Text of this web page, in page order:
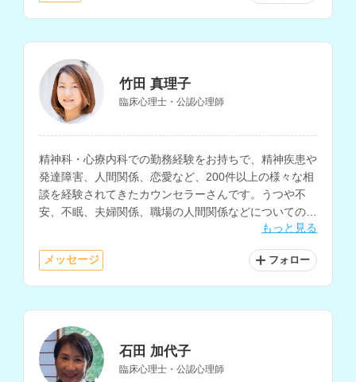
竹田 真理子
臨床心理士・公認心理師
精神科・心療内科での勤務経験をお持ちで、精神疾患や
発達障害、人間関係、恋愛など、200件以上の様々な相
談を経験されてきたカウンセラーさんです。うつや不
安、不眠、夫婦関係、職場の人間関係などについてのカ
もっと見る
メッセージ フォロー
石田 加代子
臨床心理士・公認心理師